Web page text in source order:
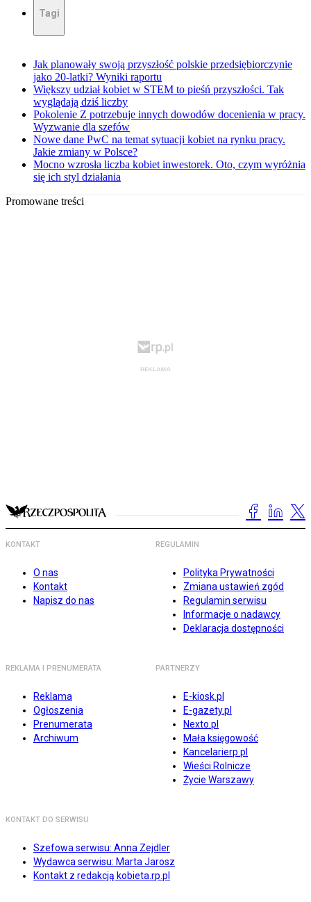
Tagi
Jak planowały swoją przyszłość polskie przedsiębiorczynie
jako 20-latki? Wyniki raportu
Większy udział kobiet w STEM to pieśń przyszłości. Tak
wyglądają dziś liczby
Pokolenie Z potrzebuje innych dowodów docenienia w pracy.
Wyzwanie dla szefów
Nowe dane PwC na temat sytuacji kobiet na rynku pracy.
Jakie zmiany w Polsce?
Mocno wzrosła liczba kobiet inwestorek. Oto, czym wyróżnia
się ich styl działania
Promowane treści
KONTAKT
O nas
Kontakt
Napisz do nas
REGULAMIN
Polityka Prywatności
Zmiana ustawień zgód
Regulamin serwisu
Informacje o nadawcy
Deklaracja dostępności
REKLAMA I PRENUMERATA
Reklama
Ogłoszenia
Prenumerata
Archiwum
PARTNERZY
E-kiosk.pl
E-gazety.pl
Nexto.pl
Mała księgowość
Kancelarierp.pl
Wieści Rolnicze
Życie Warszawy
KONTAKT DO SERWISU
Szefowa serwisu: Anna Zejdler
Wydawca serwisu: Marta Jarosz
Kontakt z redakcją kobieta.rp.pl